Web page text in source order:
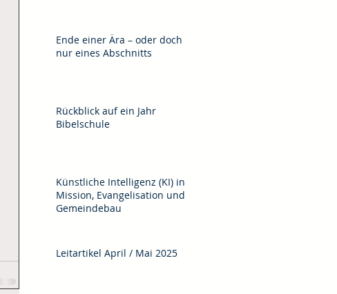
Ende einer Ära – oder doch
nur eines Abschnitts
Rückblick auf ein Jahr
Bibelschule
Künstliche Intelligenz (KI) in
Mission, Evangelisation und
Gemeindebau
Leitartikel April / Mai 2025